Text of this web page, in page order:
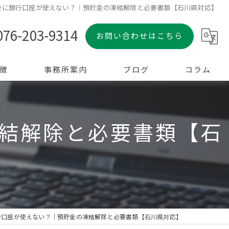
銀行口座が使えない？｜預貯金の凍結解除と必要書類【石川県対応】
203-9314 お問い合わせはこちら
事務所案内 ブログ コラム
解除と必要書類【石
座が使えない？｜預貯金の凍結解除と必要書類【石川県対応】